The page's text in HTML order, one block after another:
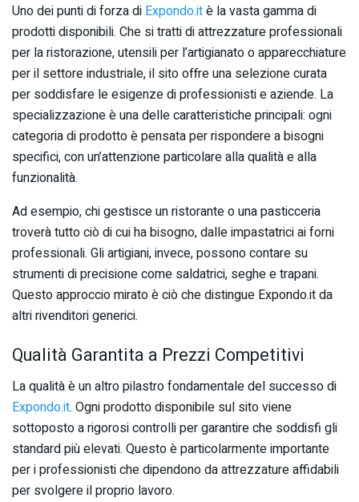
Uno dei punti di forza di Expondo.itè la vasta gamma di
prodotti disponibili. Che si tratti di attrezzature professionali
per la ristorazione, utensili per l’artigianato o apparecchiature
per il settore industriale, il sito offre una selezione curata
per soddisfare le esigenze di professionisti e aziende. La
specializzazione è una delle caratteristiche principali: ogni
categoria di prodotto è pensata per rispondere a bisogni
specifici, con un’attenzione particolare alla qualità e alla
funzionalità.
Ad esempio, chi gestisce un ristorante o una pasticceria
troverà tutto ciò di cui ha bisogno, dalle impastatrici ai forni
professionali. Gli artigiani, invece, possono contare su
strumenti di precisione come saldatrici, seghe e trapani.
Questo approccio mirato è ciò che distingue Expondo.it da
altri rivenditori generici.
Qualità Garantita a Prezzi Competitivi
La qualità è un altro pilastro fondamentale del successo di
Expondo.it. Ogni prodotto disponibile sul sito viene
sottoposto a rigorosi controlli per garantire che soddisfi gli
standard più elevati. Questo è particolarmente importante
per i professionisti che dipendono da attrezzature affidabili
per svolgere il proprio lavoro.